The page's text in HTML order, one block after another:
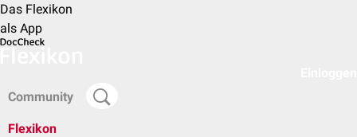
Das Flexikon
als App
Community
Flexikon